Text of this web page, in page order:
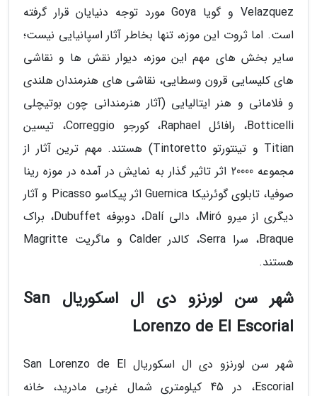
Velazquez و گویا Goya مورد توجه دنیایان قرار گرفته
است. اما ثروت این موزه، تنها بخاطر آثار اسپانیایی نیست؛
سایر بخش های مهم این موزه، دیوار نقش ها و نقاشی
های کلیسایی قرون وسطایی، نقاشی های هنرمندان هلندی
و فلامانی و هنر ایتالیایی (آثار هنرمندانی چون بوتیچلی
Botticelli، رافائل Raphael، کورجو Correggio، تیسین
Titian و تینتورتو Tintoretto) هستند. مهم ترین آثار از
مجموعه 20000 اثر تاثیر گذار به نمایش در آمده در موزه رینا
صوفیا، تابلوی گوئرنیکا Guernica اثر پیکاسو Picasso و آثار
دیگری از میرو Miró، دالی Dalí، دوبوفه Dubuffet، براک
Braque، سرا Serra، کالدر Calder و ماگریت Magritte
هستند.
شهر سن لورنزو دی ال اسکوریال San
Lorenzo de El Escorial
شهر سن لورنزو دی ال اسکوریال San Lorenzo de El
Escorial، در 45 کیلومتری شمال غربی مادرید، خانه